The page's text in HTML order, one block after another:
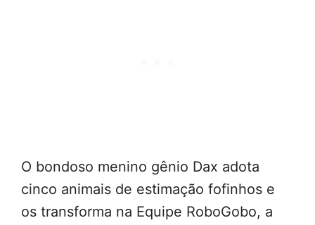
O bondoso menino gênio Dax adota
cinco animais de estimação fofinhos e
os transforma na Equipe RoboGobo, a